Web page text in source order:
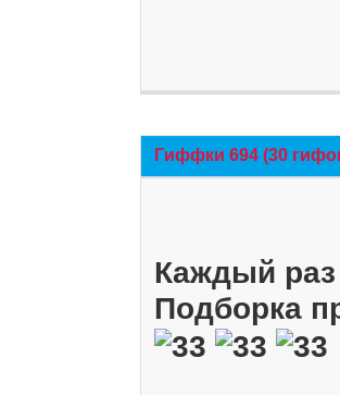
Гиффки 694 (30
Каждый
Подборка